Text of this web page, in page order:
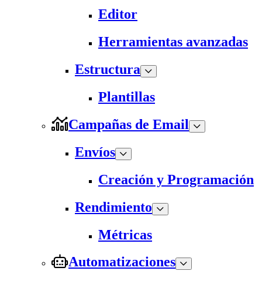
Editor
Herramientas avanzadas
Estructura
Plantillas
Campañas de Email
Envíos
Creación y Programación
Rendimiento
Métricas
Automatizaciones